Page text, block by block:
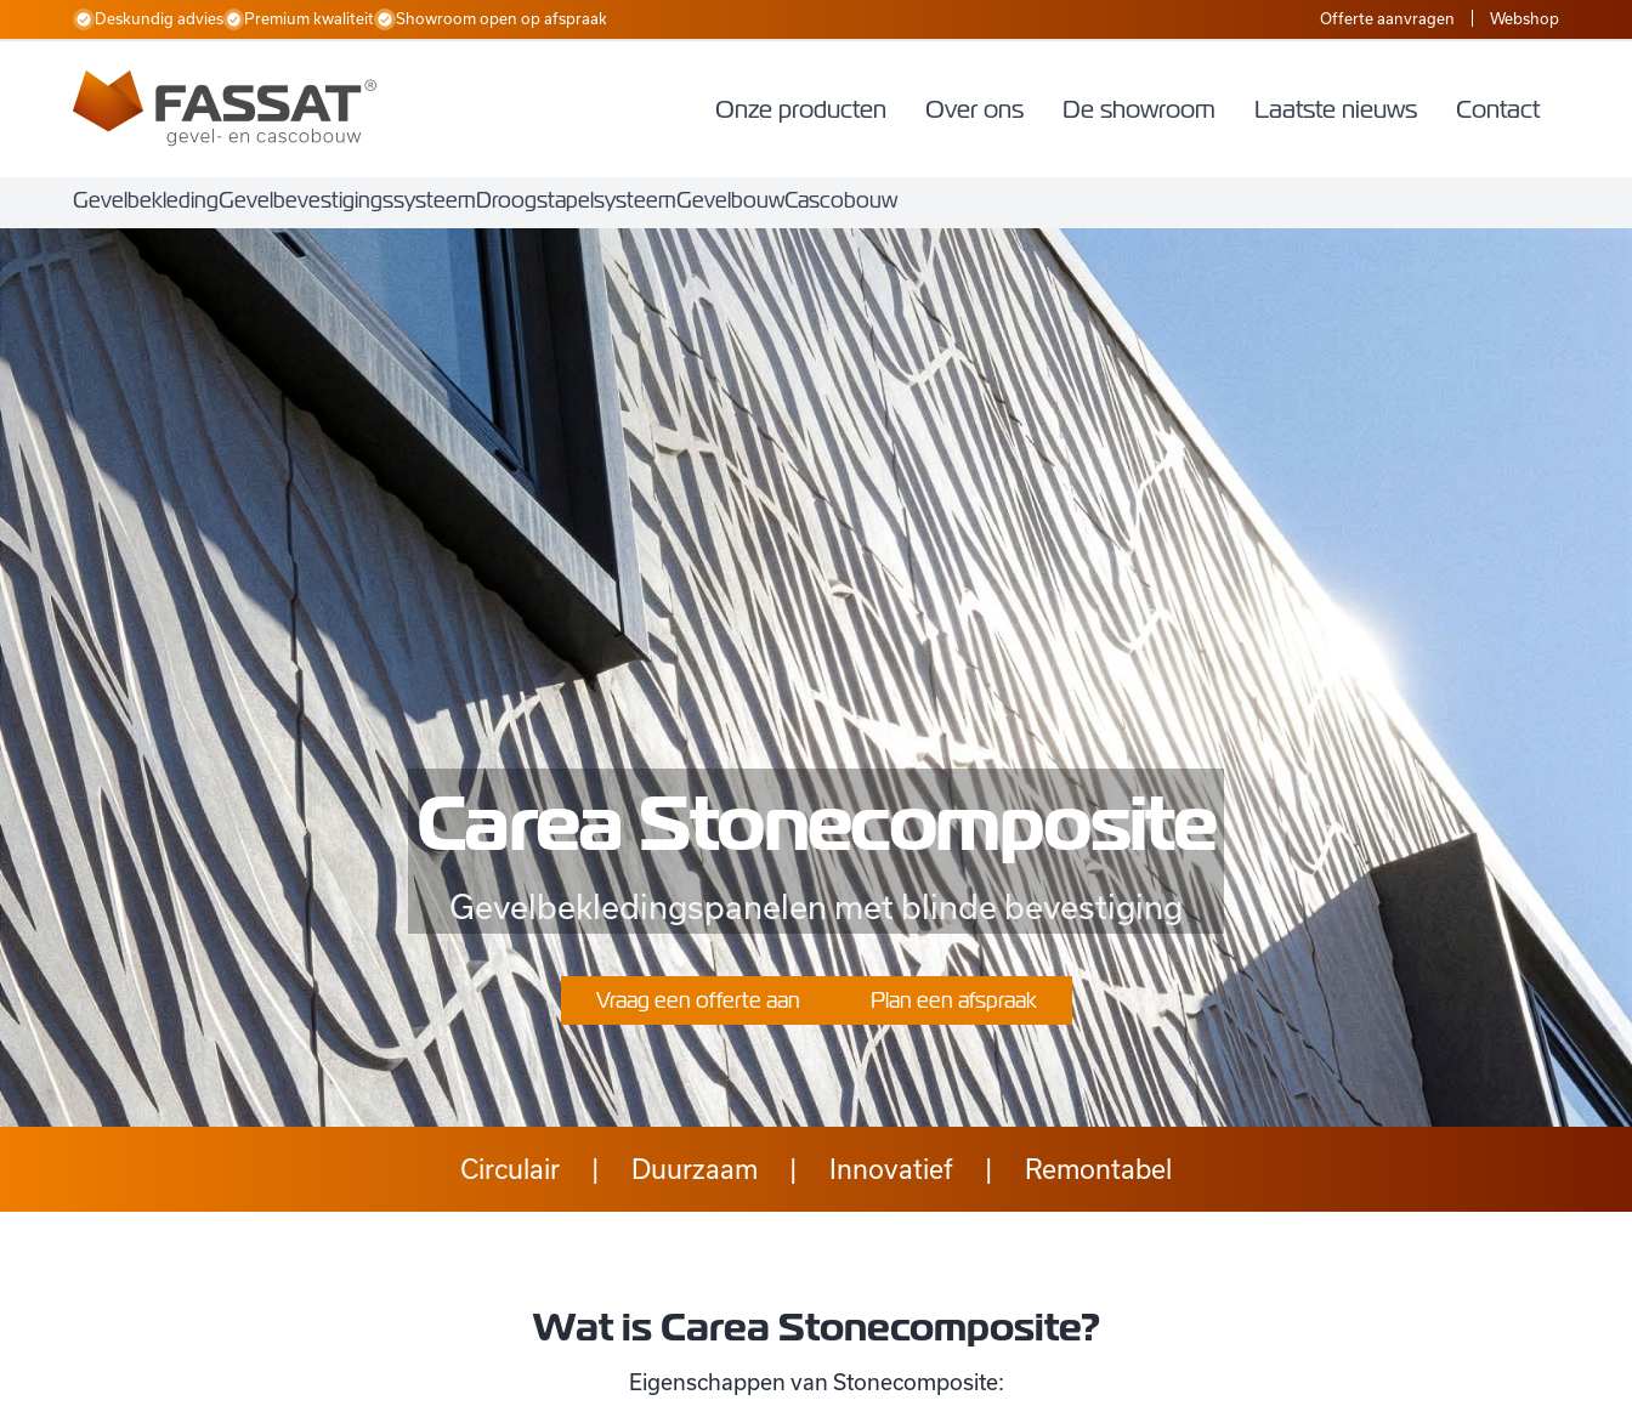
Deskundig advies Premium kwaliteit Showroom open op afspraak Offerte aanvragen Webshop
Onze producten Over ons De showroom Laatste nieuws Contact
GevelbekledingGevelbevestigingssysteemDroogstapelsysteemGevelbouwCascobouw
Carea Stonecomposite
Gevelbekledingspanelen met blinde bevestiging
Vraag een offerte aan Plan een afspraak
Circulair Duurzaam Innovatief Remontabel
Wat is Carea Stonecomposite?
Eigenschappen van Stonecomposite: